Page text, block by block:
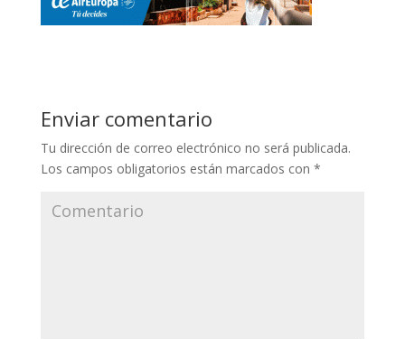
Enviar comentario
Tu dirección de correo electrónico no será publicada.
Los campos obligatorios están marcados con *